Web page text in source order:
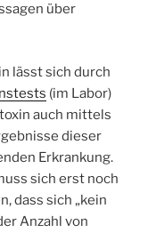
über
lässt sich durch
(im Labor)
auch mittels
dieser
Erkrankung.
sich erst noch
dass sich „kein
Anzahl von